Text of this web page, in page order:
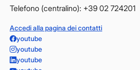
Telefono (centralino): +39 02 724201
Accedi alla pagina dei contatti
youtube
youtube
youtube